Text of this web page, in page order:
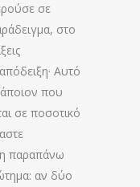
σε
στο
Αυτό
που
σε ποσοτικό
η παραπάνω
αν δύο